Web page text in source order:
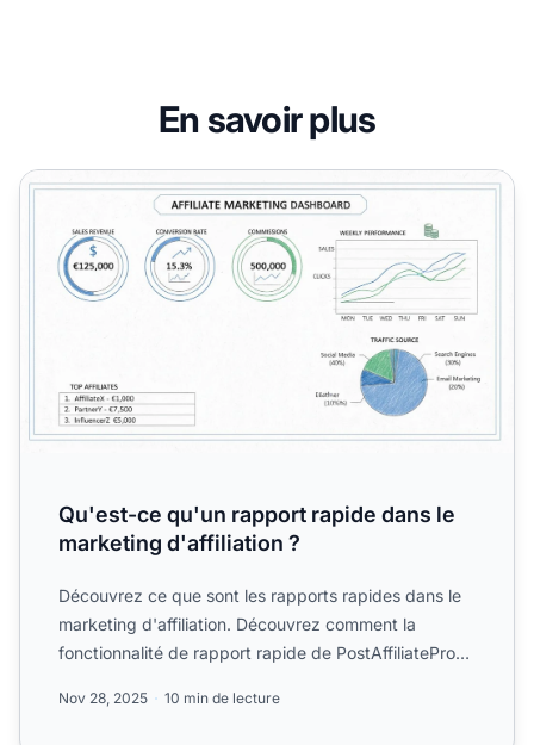
En savoir plus
Qu'est-ce qu'un rapport rapide dans le marketing
Qu'est-ce qu'un rapport rapide dans le
marketing d'affiliation ?
Découvrez ce que sont les rapports rapides dans le
marketing d'affiliation. Découvrez comment la
fonctionnalité de rapport rapide de PostAffiliatePro
Nov 28, 2025 10 min de lecture